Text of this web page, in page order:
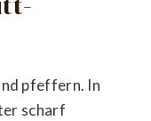
pfeffern. In
scharf